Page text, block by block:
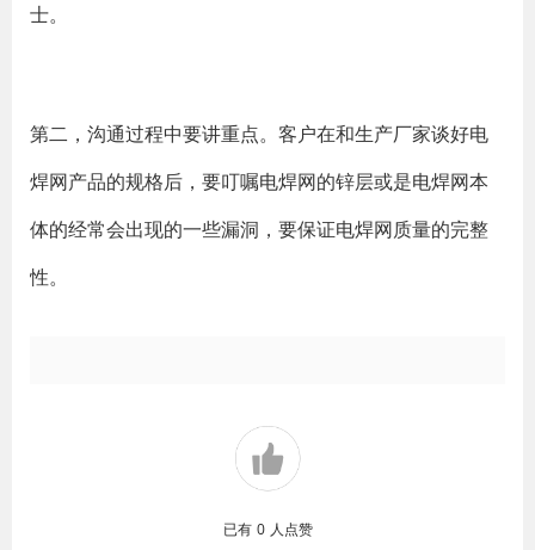
士。
第二，沟通过程中要讲重点。客户在和生产厂家谈好电
焊网产品的规格后，要叮嘱电焊网的锌层或是电焊网本
体的经常会出现的一些漏洞，要保证电焊网质量的完整
性。
已有 0 人点赞